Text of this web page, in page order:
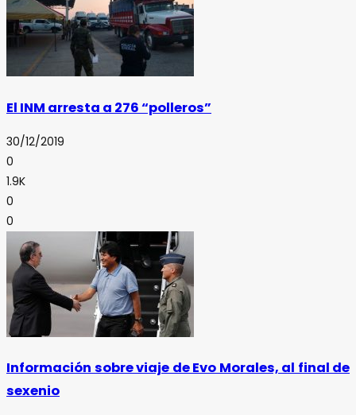
El INM arresta a 276 “polleros”
30/12/2019
0
1.9K
0
0
Información sobre viaje de Evo Morales, al final de
sexenio